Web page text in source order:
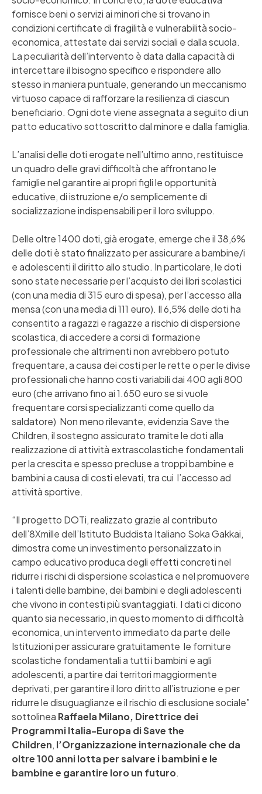
fornisce beni o servizi ai minori che si trovano in
condizioni certificate di fragilità e vulnerabilità socio-
economica, attestate dai servizi sociali e dalla scuola.
La peculiarità dell’intervento è data dalla capacità di
intercettare il bisogno specifico e rispondere allo
stesso in maniera puntuale, generando un meccanismo
virtuoso capace di rafforzare la resilienza di ciascun
beneficiario. Ogni dote viene assegnata a seguito di un
patto educativo sottoscritto dal minore e dalla famiglia.
L’analisi delle doti erogate nell’ultimo anno, restituisce
un quadro delle gravi difficoltà che affrontano le
famiglie nel garantire ai propri figli le opportunità
educative, di istruzione e/o semplicemente di
socializzazione indispensabili per il loro sviluppo.
Delle oltre 1400 doti, già erogate, emerge che il 38,6%
delle doti è stato finalizzato per assicurare a bambine/i
e adolescenti il diritto allo studio. In particolare, le doti
sono state necessarie per l’acquisto dei libri scolastici
(con una media di 315 euro di spesa), per l’accesso alla
mensa (con una media di 111 euro). Il 6,5% delle doti ha
consentito a ragazzi e ragazze a rischio di dispersione
scolastica, di accedere a corsi di formazione
professionale che altrimenti non avrebbero potuto
frequentare, a causa dei costi per le rette o per le divise
professionali che hanno costi variabili dai 400 agli 800
euro (che arrivano fino ai 1.650 euro se si vuole
frequentare corsi specializzanti come quello da
saldatore) Non meno rilevante, evidenzia Save the
Children, il sostegno assicurato tramite le doti alla
realizzazione di attività extrascolastiche fondamentali
per la crescita e spesso precluse a troppi bambine e
bambini a causa di costi elevati, tra cui l’accesso ad
attività sportive.
“Il progetto DOTi, realizzato grazie al contributo
dell’8Xmille dell’Istituto Buddista Italiano Soka Gakkai,
dimostra come un investimento personalizzato in
campo educativo produca degli effetti concreti nel
ridurre i rischi di dispersione scolastica e nel promuovere
i talenti delle bambine, dei bambini e degli adolescenti
che vivono in contesti più svantaggiati. I dati ci dicono
quanto sia necessario, in questo momento di difficoltà
economica, un intervento immediato da parte delle
Istituzioni per assicurare gratuitamente le forniture
scolastiche fondamentali a tutti i bambini e agli
adolescenti, a partire dai territori maggiormente
deprivati, per garantire il loro diritto all’istruzione e per
ridurre le disuguaglianze e il rischio di esclusione sociale”
sottolinea Raffaela Milano, Direttrice dei
Programmi Italia-Europa diSave the
Children, l’Organizzazione internazionale che da
oltre 100 anni lotta per salvare i bambini e le
bambine e garantire loro un futuro.